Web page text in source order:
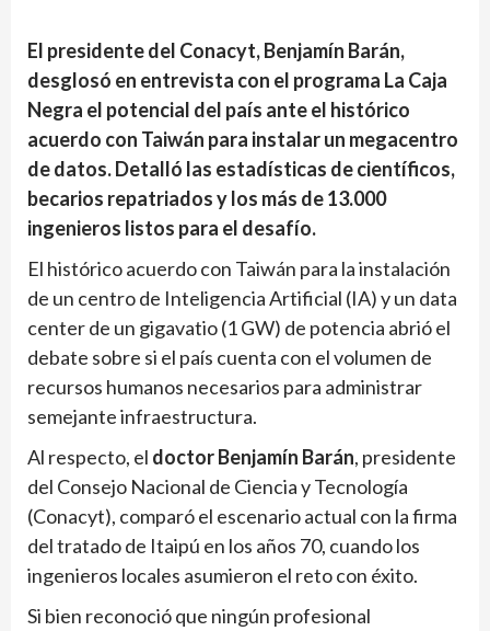
El presidente del Conacyt, Benjamín Barán,
desglosó en entrevista con el programa La Caja
Negra el potencial del país ante el histórico
acuerdo con Taiwán para instalar un megacentro
de datos. Detalló las estadísticas de científicos,
becarios repatriados y los más de 13.000
ingenieros listos para el desafío.
El histórico acuerdo con Taiwán para la instalación
de un centro de Inteligencia Artificial (IA) y un data
center de un gigavatio (1 GW) de potencia abrió el
debate sobre si el país cuenta con el volumen de
recursos humanos necesarios para administrar
semejante infraestructura.
Al respecto, el doctor Benjamín Barán, presidente
del Consejo Nacional de Ciencia y Tecnología
(Conacyt), comparó el escenario actual con la firma
del tratado de Itaipú en los años 70, cuando los
ingenieros locales asumieron el reto con éxito.
Si bien reconoció que ningún profesional